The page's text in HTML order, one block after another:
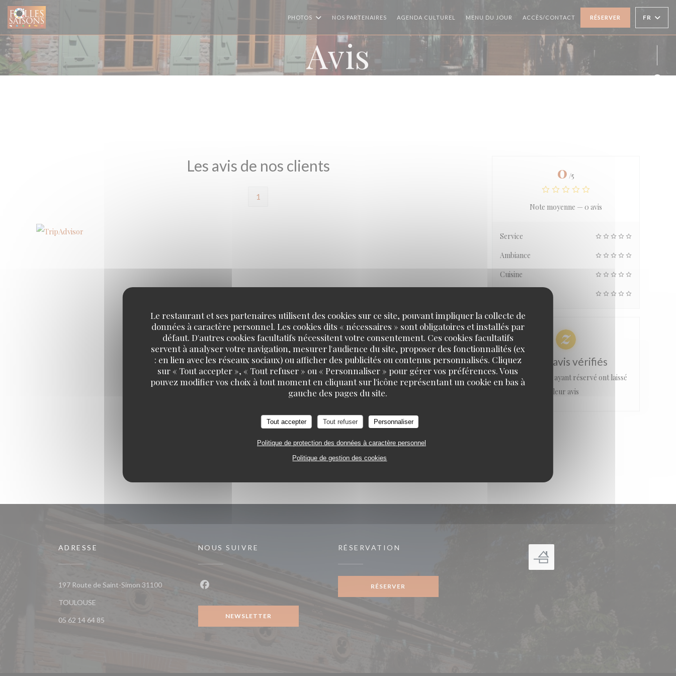
Personnalisation de vos choix en matière de cookies
Le restaurant et ses partenaires utilisent des cookies sur ce site, pouvant impliquer la collecte de
données à caractère personnel. Les cookies dits « nécessaires » sont obligatoires et installés par
défaut. D'autres cookies facultatifs nécessitent votre consentement. Ces cookies facultatifs
servent à analyser votre navigation, mesurer l'audience du site, proposer des fonctionnalités (ex
: en lien avec les réseaux sociaux) ou afficher des publicités ou contenus personnalisés. Cliquez
sur « Tout accepter », « Tout refuser » ou « Personnaliser » pour gérer vos préférences. Vous
pouvez modifier vos choix à tout moment en cliquant sur l'icône représentant un cookie en bas à
gauche des pages du site.
Tout accepter Tout refuser Personnaliser
Politique de protection des données à caractère personnel
Politique de gestion des cookies
PHOTOS NOS PARTENAIRES AGENDA CULTUREL ((OUVRE UNE NOUVELLE FENÊTRE))
MENU DU JOUR ((OUVRE UNE NOUVELLE FENÊTRE))
ACCÈS/CONTACT RÉSERVER FR
Avis
Les avis de nos clients
1
0 /5
Note moyenne — 0 avis
Service
Ambiance
Cuisine
100% avis vérifiés
Seuls les clients ayant réservé ont laissé
leur avis
ADRESSE
197 Route de Saint-Simon 31100
TOULOUSE((ouvre une nouvelle fenêtre))
05 62 14 64 85
NOUS SUIVRE
NEWSLETTER
RÉSERVATION
RÉSERVER